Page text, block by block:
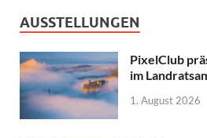
AUSSTELLUNGEN
PixelClub
im
1. August 2026